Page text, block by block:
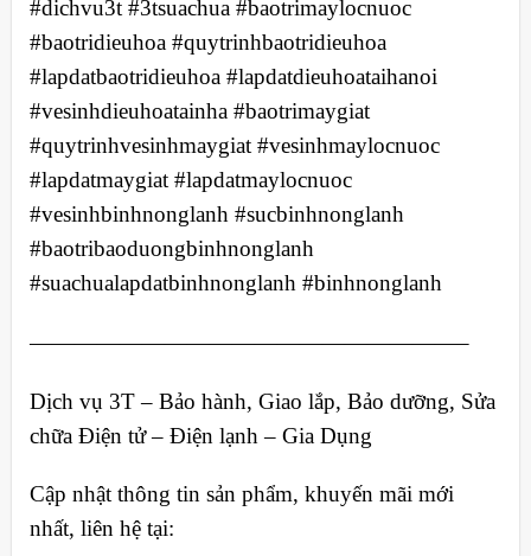
#dichvu3t #3tsuachua #baotrimaylocnuoc
#baotridieuhoa #quytrinhbaotridieuhoa
#lapdatbaotridieuhoa #lapdatdieuhoataihanoi
#vesinhdieuhoatainha #baotrimaygiat
#quytrinhvesinhmaygiat #vesinhmaylocnuoc
#lapdatmaygiat #lapdatmaylocnuoc
#vesinhbinhnonglanh #sucbinhnonglanh
#baotribaoduongbinhnonglanh
#suachualapdatbinhnonglanh #binhnonglanh
———————————————————–
Dịch vụ 3T – Bảo hành, Giao lắp, Bảo dưỡng, Sửa
chữa Điện tử – Điện lạnh – Gia Dụng
Cập nhật thông tin sản phẩm, khuyến mãi mới
nhất, liên hệ tại: